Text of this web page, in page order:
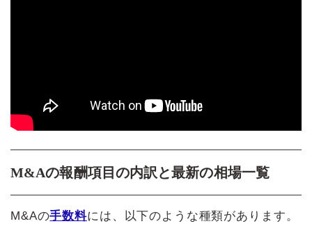
M&Aの報酬項目の内訳と最新の相場一覧
M&Aの手数料には、以下のような種類があります。